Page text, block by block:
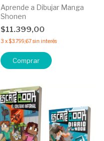
Aprende a Dibujar Manga
Shonen
$11.399,00
3 x$3.799,67sin interés